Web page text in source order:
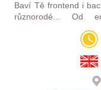
Baví Tě frontend i backend
různorodé... Od
kteří jsou ve fullstack…